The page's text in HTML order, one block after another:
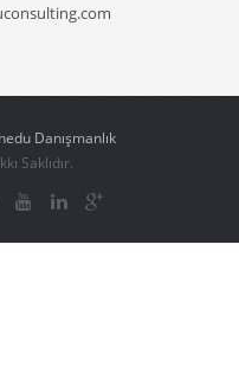
Danışmanlık
Saklıdır.